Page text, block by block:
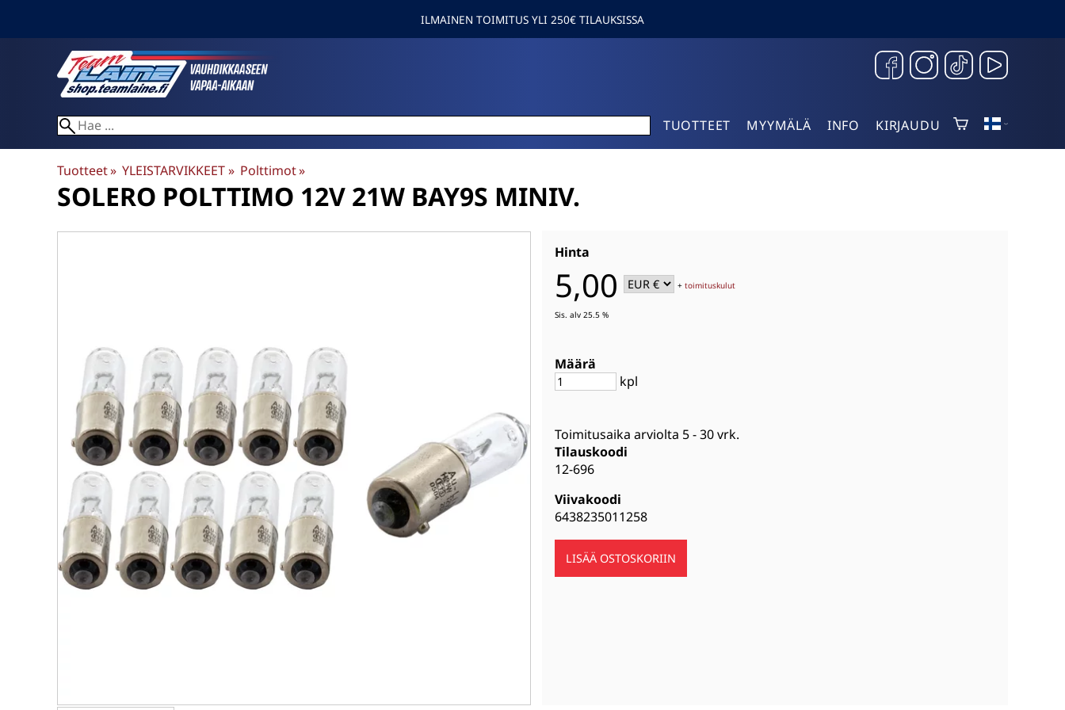
ILMAINEN TOIMITUS YLI 250€ TILAUKSISSA
TUOTTEET MYYMÄLÄ INFO KIRJAUDU
Tuotteet‪» YLEISTARVIKKEET‪» Polttimot‪»
SOLERO POLTTIMO 12V 21W BAY9S MINIV.
Hinta
5,00 +toimituskulut
Sis. alv 25.5 %
Määrä
kpl
Toimitusaika arviolta 5 - 30 vrk.
Tilauskoodi
12-696
Viivakoodi
6438235011258